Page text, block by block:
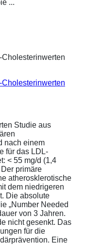
...
Studie aus
nach einem
für das LDL-
< 55 mg/d (1,4
primäre
atherosklerotische
dem niedrigeren
Die absolute
„Number Needed
von 3 Jahren.
nicht gesenkt. Das
für die
Eine